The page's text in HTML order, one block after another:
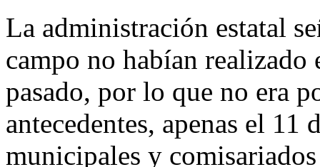
La administración estatal
campo no habían
pasado, por lo que no era
antecedentes, apenas el 11
municipales y